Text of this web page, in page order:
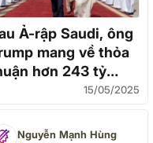
Ả-rập Saudi, ông
mang về thỏa
hơn 243 tỷ
15/05/2025
Nguyễn Mạnh Hùng